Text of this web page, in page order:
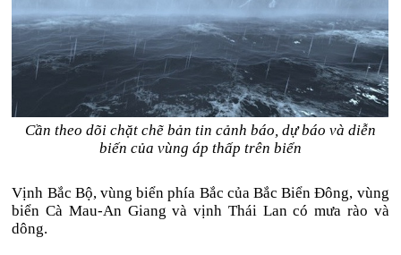
Cần theo dõi chặt chẽ bản tin cảnh báo, dự báo và diễn
biến của vùng áp thấp trên biển
Vịnh Bắc Bộ, vùng biển phía Bắc của Bắc Biển Đông, vùng
biển Cà Mau-An Giang và vịnh Thái Lan có mưa rào và
dông.